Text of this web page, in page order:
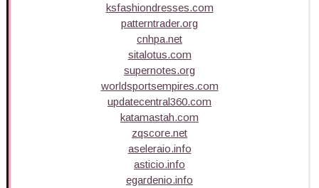
ksfashiondresses.com
patterntrader.org
cnhpa.net
sitalotus.com
supernotes.org
worldsportsempires.com
updatecentral360.com
katamastah.com
zqscore.net
aseleraio.info
asticio.info
egardenio.info